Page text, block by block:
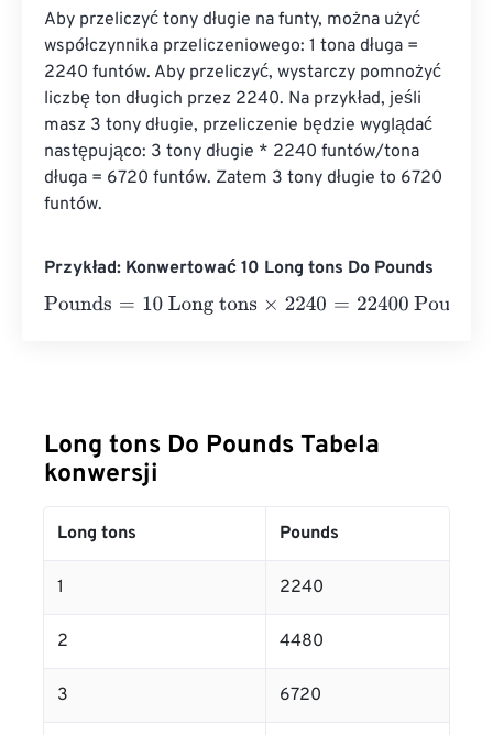
Aby przeliczyć tony długie na funty, można użyć
współczynnika przeliczeniowego: 1 tona długa =
2240 funtów. Aby przeliczyć, wystarczy pomnożyć
liczbę ton długich przez 2240. Na przykład, jeśli
masz 3 tony długie, przeliczenie będzie wyglądać
następująco: 3 tony długie * 2240 funtów/tona
długa = 6720 funtów. Zatem 3 tony długie to 6720
funtów.
Przykład: Konwertować 10 Long tons Do Pounds
Pounds= 10 Long tons ×2240= 22400 Pounds
Long tons Do Pounds Tabela
konwersji
Long tons Pounds
1 2240
2 4480
3 6720